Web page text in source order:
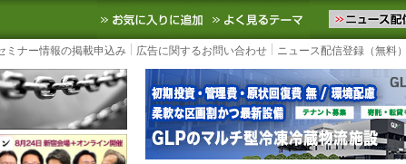
イト
SCMなど国内外の最新の物流ニュースをお届けします。物
お気に入りに追加 よく見るテー
ミナー情報の掲載申込み 広告に関するお問い合わせ ニュース配信登録（無料）